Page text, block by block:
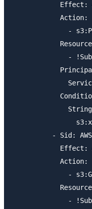
Effect:
            Action:
-
-
- Sid:
Effect:
            Action:
-
-